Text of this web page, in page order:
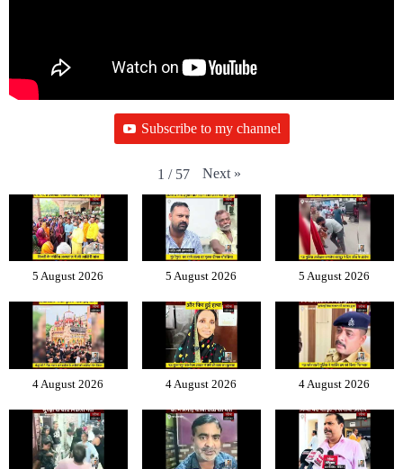
Subscribe to my channel
1 / 57 Next »
5 August 2026 5 August 2026 5 August 2026
4 August 2026 4 August 2026 4 August 2026